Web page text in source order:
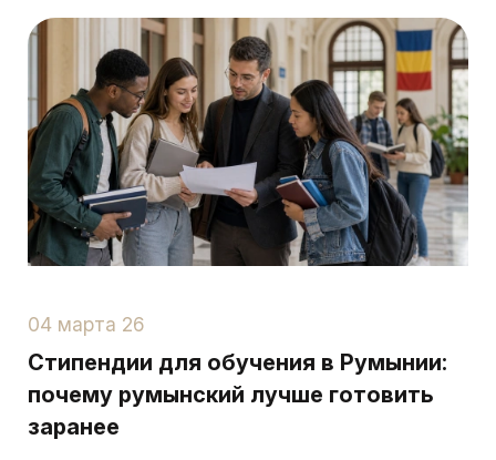
04 марта 26
Стипендии для обучения в Румынии:
почему румынский лучше готовить
заранее